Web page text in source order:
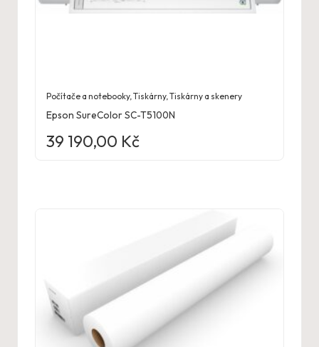
Počítače a notebooky,Tiskárny,Tiskárny a skenery
Epson SureColor SC-T5100N
39 190,00 Kč